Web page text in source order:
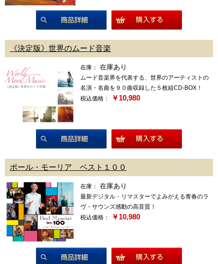
《決定版》世界のムード音楽
在庫： 在庫あり
ムード音楽界を代表する、世界のアーティストの
名演・名曲を９０曲収録した５枚組CD-BOX！
税込価格：
￥10,980
ポール・モーリア ベスト１００
在庫： 在庫あり
最新デジタル・リマスターでよみがえる青春のラ
ヴ・サウンズ感動の高音質！
税込価格：
￥10,980